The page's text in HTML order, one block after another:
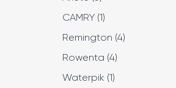
CAMRY (1)
Remington (4)
Rowenta (4)
Waterpik (1)